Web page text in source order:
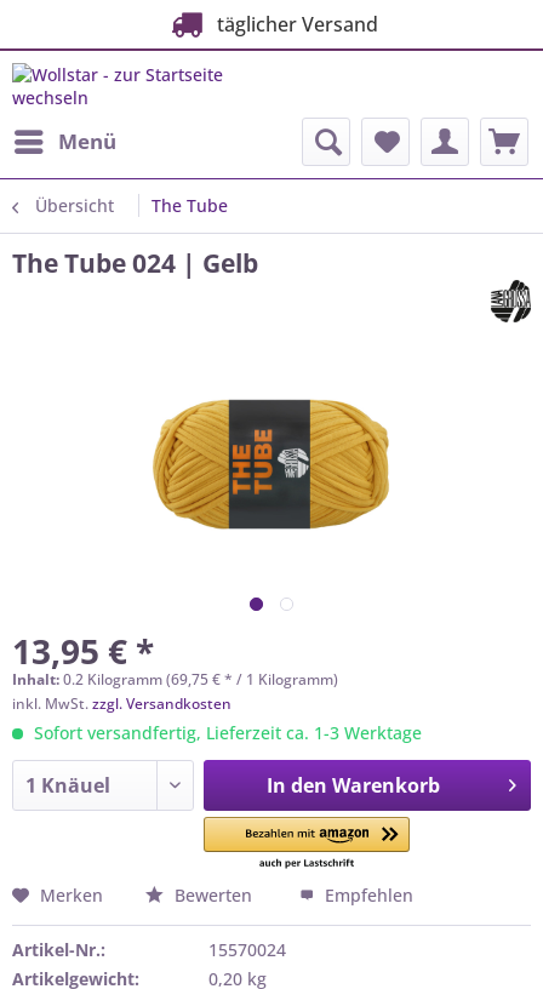
täglicher Versand
Menü
Übersicht The Tube
The Tube 024 | Gelb
13,95 € *
Inhalt:0.2 Kilogramm (69,75 € * / 1 Kilogramm)
inkl. MwSt.zzgl. Versandkosten
Sofort versandfertig, Lieferzeit ca. 1-3 Werktage
In den Warenkorb
Merken Bewerten Empfehlen
Artikel-Nr.:
15570024
Artikelgewicht:
0,20 kg